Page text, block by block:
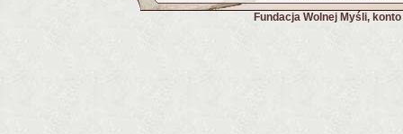
Fundacja Wolnej Myśli,